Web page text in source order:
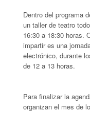
Dentro del programa
un taller de teatro
16:30 a 18:30 horas.
impartir es una
electrónico, durante
de 12 a 13 horas.
Para finalizar la
organizan el mes de